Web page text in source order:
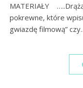
MATERIAŁY
pokrewne, które
gwiazdę filmową”